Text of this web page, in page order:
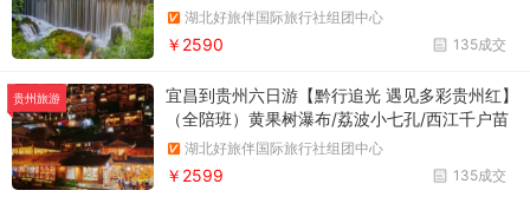
江千户苗寨万峰林/马岭河/夜游甲秀楼/茅台酒
镇/茅台镇酒厂/以及赠送平坝樱花
湖北好旅伴国际旅行社组团中心
135成交
￥2590
贵州旅游
宜昌到贵州六日游【黔行追光 遇见多彩贵州红】
（全陪班）黄果树瀑布/荔波小七孔/西江千户苗
寨/遵义会议会址/红军山/息烽集中营/贵州红色
路线
湖北好旅伴国际旅行社组团中心
135成交
￥2599